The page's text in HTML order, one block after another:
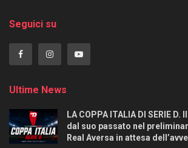
Seguici su
Ultime News
LA COPPA ITALIA DI SERIE
dal suo passato nel
Real Aversa in attesa